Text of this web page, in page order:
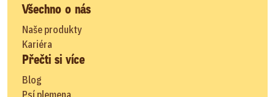
Všechno o nás
Naše produkty
Kariéra
Přečti si více
Blog
Psí plemena